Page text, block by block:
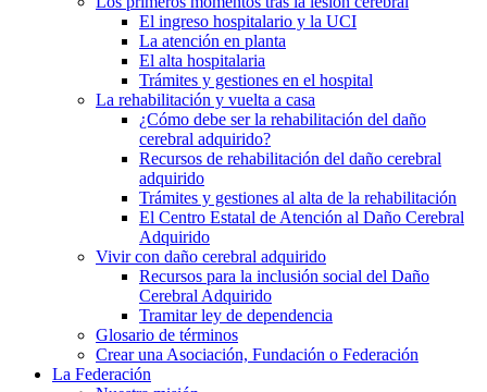
El ingreso hospitalario y la UCI
La atención en planta
El alta hospitalaria
Trámites y gestiones en el hospital
La rehabilitación y vuelta a casa
¿Cómo debe ser la rehabilitación del daño
cerebral adquirido?
Recursos de rehabilitación del daño cerebral
adquirido
Trámites y gestiones al alta de la rehabilitación
El Centro Estatal de Atención al Daño Cerebral
Adquirido
Vivir con daño cerebral adquirido
Recursos para la inclusión social del Daño
Cerebral Adquirido
Tramitar ley de dependencia
Glosario de términos
Crear una Asociación, Fundación o Federación
La Federación